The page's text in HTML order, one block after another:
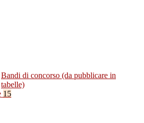
Bandi di concorso (da pubblicare in
tabelle)
15